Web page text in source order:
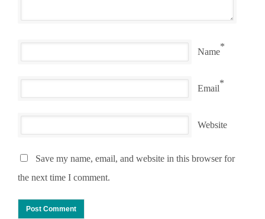
Name
*
Email
*
Website
Save my name, email, and website in this browser for
the next time I comment.